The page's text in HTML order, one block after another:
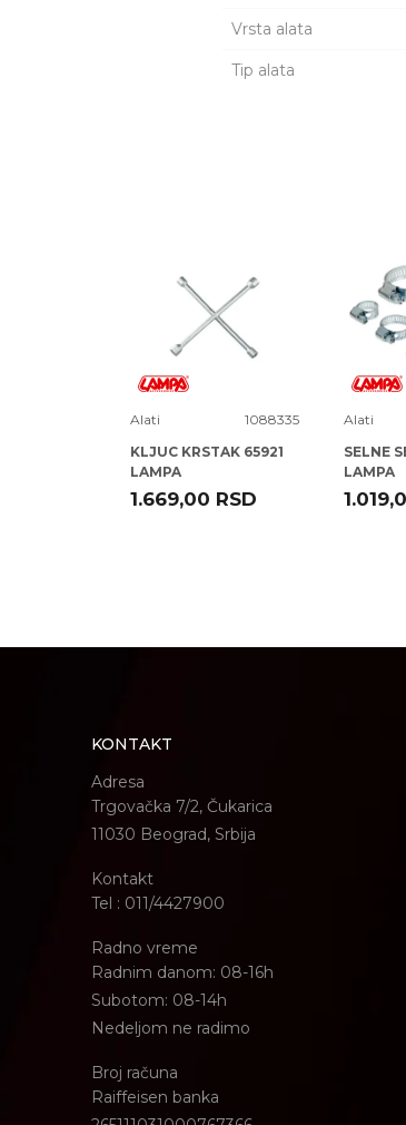
Vrsta alata
Tip alata
Alati
1088335
KLJUC KRSTAK 65921
LAMPA
1.669,00 RSD
Alati
SELNE
LAMPA
KONTAKT
Adresa
Trgovačka 7/2, Čukarica
11030 Beograd, Srbija
Kontakt
Tel : 011/4427900
Radno vreme
Radnim danom: 08-16h
Subotom: 08-14h
Nedeljom ne radimo
Broj računa
Raiffeisen banka